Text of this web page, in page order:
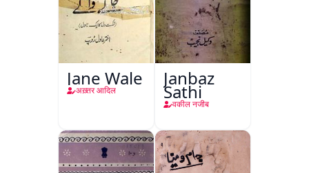
Jane Wale
अख़्तर आदिल
Janbaz
Sathi
वकील नजीब